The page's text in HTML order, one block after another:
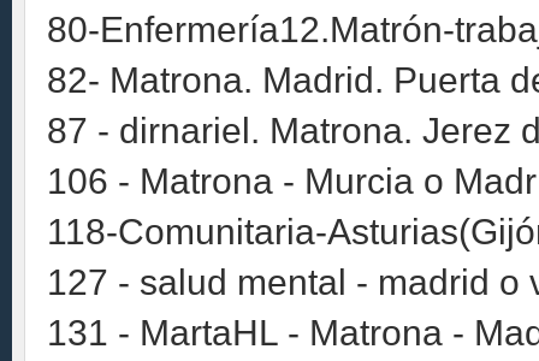
80-Enfermería12.Matrón-
82- Matrona. Madrid. Puerta
87 - dirnariel. Matrona. Jerez
106 - Matrona - Murcia o
118-Comunitaria-
127 - salud mental - madrid o
131 - MartaHL - Matrona -